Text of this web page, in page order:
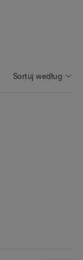
Sortuj według